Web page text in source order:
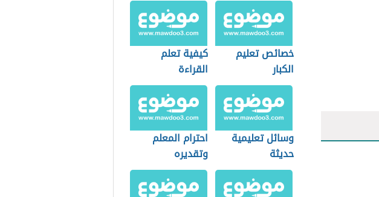
خصائص تعليم
الكبار
كيفية تعلم
القراءة
وسائل تعليمية
حديثة
احترام المعلم
وتقديره